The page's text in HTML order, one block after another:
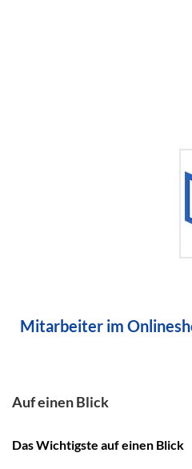
Mitarbeiter im
Auf einen Blick
Das Wichtigste auf einen Blick